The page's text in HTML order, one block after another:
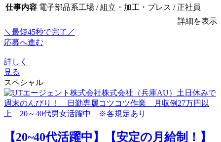
仕事内容 電子部品系工場 / 組立・加工・プレス / 正社員
詳細を表示
＼最短45秒で完了／
応募へ進む
詳しく
見る
スペシャル
【20~40代活躍中】【安定の月給制！】